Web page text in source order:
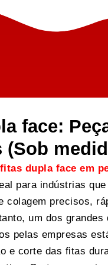
face:
(Sob
fitas dupla face em
para indústrias que
colagem precisos,
um dos grandes
pelas empresas
e corte das fitas